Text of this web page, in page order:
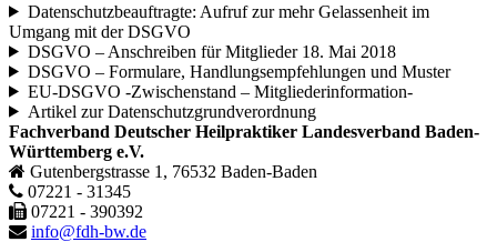
Datenschutzbeauftragte: Aufruf zur mehr Gelassenheit im
Umgang mit der DSGVO
DSGVO – Anschreiben für Mitglieder 18. Mai 2018
DSGVO – Formulare, Handlungsempfehlungen und Muster
EU-DSGVO -Zwischenstand – Mitgliederinformation-
Artikel zur Datenschutzgrundverordnung
Fachverband Deutscher Heilpraktiker Landesverband Baden-
Württemberg e.V.
Gutenbergstrasse 1, 76532 Baden-Baden
07221 - 31345
07221 - 390392
info@fdh-bw.de